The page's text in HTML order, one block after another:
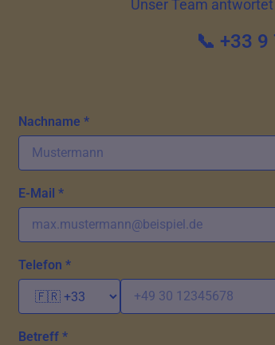
Unser Team
📞 +33
Nachname *
E-Mail *
Telefon *
Betreff *